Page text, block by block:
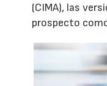
(CIMA), las
prospecto